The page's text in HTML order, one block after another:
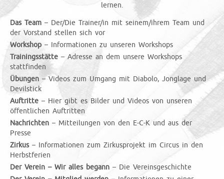
lernen.
Das Team – Der/Die Trainer/in mit seinem/ihrem Team und
der Vorstand stellen sich vor
Workshop – Informationen zu unseren Workshops
Trainingsstätte – Adresse an dem unsere Workshops
stattfinden
Übungen – Videos zum Umgang mit Diabolo, Jonglage und
Devilstick
Auftritte – Hier gibt es Bilder und Videos von unseren
öffentlichen Auftritten
Nachrichten – Mitteilungen von den E-C-K und aus der
Presse
Zirkus– Informationen zum Zirkusprojekt im Circus in den
Herbstferien
Der Verein – Wir alles begann – Die Vereinsgeschichte